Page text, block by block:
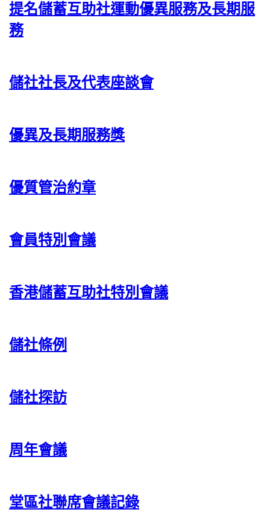
提名儲蓄互助社運動優異服務及長期服
務
儲社社長及代表座談會
優異及長期服務獎
優質管治約章
會員特別會議
香港儲蓄互助社特別會議
儲社條例
儲社探訪
周年會議
堂區社聯席會議記錄